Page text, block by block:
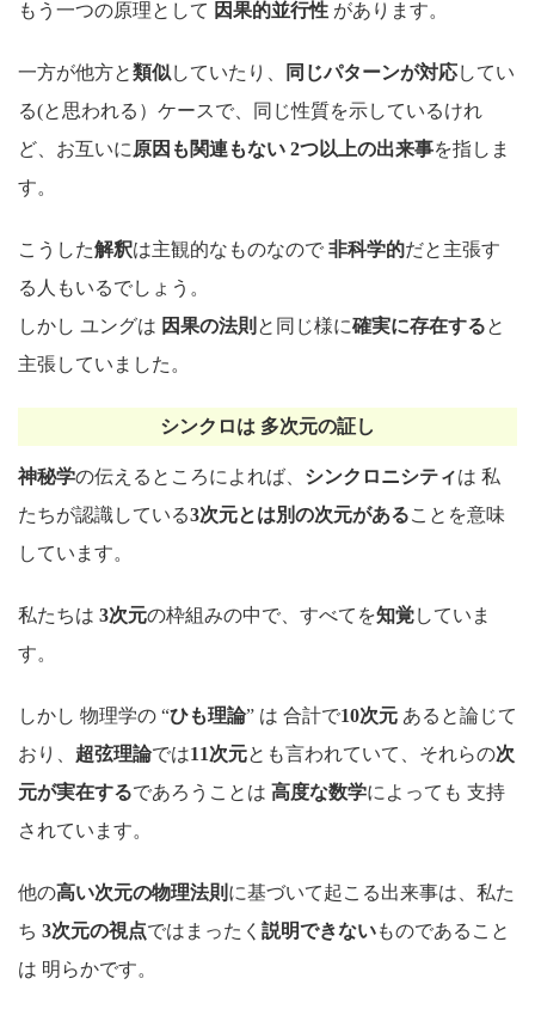
もう一つの原理として 因果的並行性 があります。
一方が他方と類似していたり、 同じパターンが対応してい
る(と思われる）ケースで、同じ性質を示しているけれ
ど、お互いに 原因も関連もない 2つ以上の出来事を指しま
す。
こうした解釈は主観的なものなので 非科学的だと主張す
る人もいるでしょう。
しかし ユングは 因果の法則 と同じ様に確実に存在すると
主張していました。
シンクロは 多次元の証し
神秘学の伝えるところによれば、 シンクロニシティは 私
たちが認識している3次元とは別の次元があることを意味
しています。
私たちは 3次元の枠組みの中で、すべてを知覚していま
す。
しかし 物理学の “ひも理論” は 合計で10次元 あると論じて
おり、 超弦理論では11次元とも言われていて、それらの次
元が実在するであろうことは 高度な数学によっても 支持
されています。
他の高い次元の物理法則 に基づいて起こる出来事は、私た
ち 3次元の視点ではまったく 説明できないものであること
は 明らかです。